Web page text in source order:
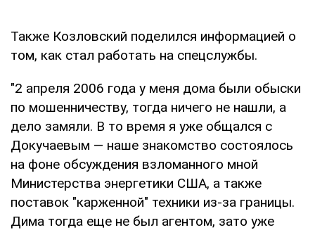
Также Козловский поделился информацией о
том, как стал работать на спецслужбы.
"2 апреля 2006 года у меня дома были обыски
по мошенничеству, тогда ничего не нашли, а
дело замяли. В то время я уже общался с
Докучаевым — наше знакомство состоялось
на фоне обсуждения взломанного мной
Министерства энергетики США, а также
поставок "карженной" техники из-за границы.
Дима тогда еще не был агентом, зато уже